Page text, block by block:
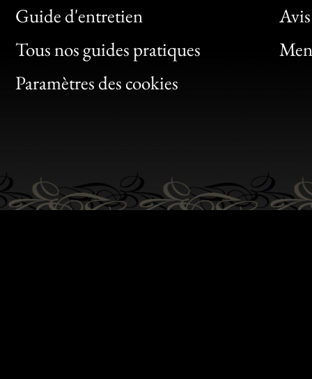
Guide d'entretien
Tous nos guides pratiques
Paramètres des cookies
Bon
Clic